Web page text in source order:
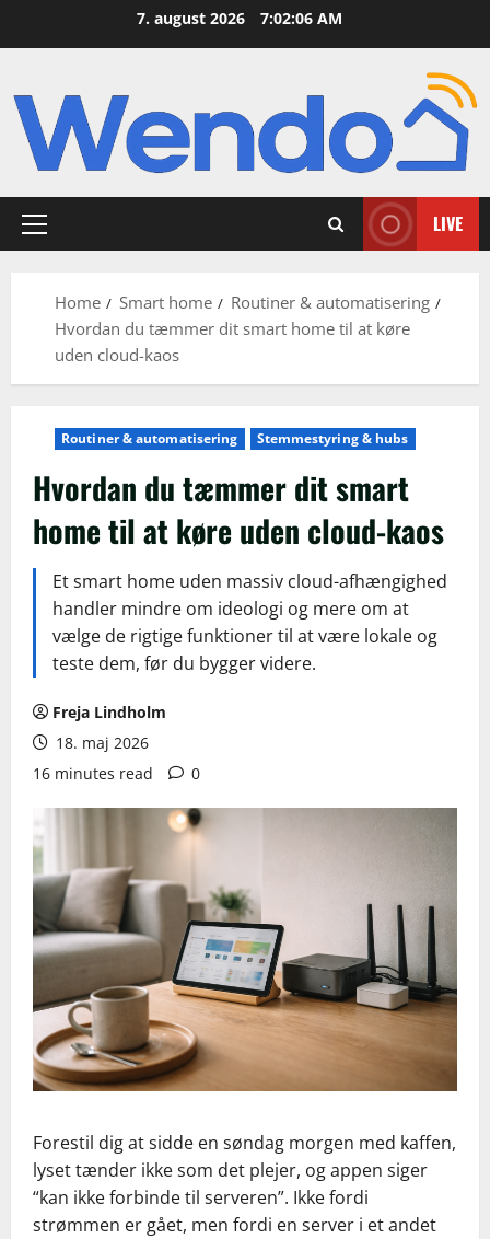
7. august 2026 7:02:07 AM
Primary
LIVE
Home Smart home
Routiner & automatisering
Hvordan du tæmmer dit smart home til at køre
uden cloud-kaos
Routiner & automatisering Stemmestyring & hubs
Hvordan du tæmmer dit smart
home til at køre uden cloud-kaos
Et smart home uden massiv cloud-afhængighed
handler mindre om ideologi og mere om at
vælge de rigtige funktioner til at være lokale og
teste dem, før du bygger videre.
Freja Lindholm
18. maj 2026
16 minutes read
0
Forestil dig at sidde en søndag morgen med kaffen,
lyset tænder ikke som det plejer, og appen siger
“kan ikke forbinde til serveren”. Ikke fordi
strømmen er gået, men fordi en server i et andet